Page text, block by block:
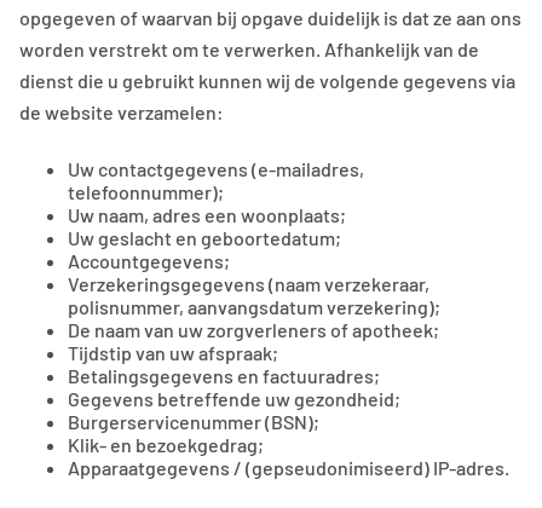
opgegeven of waarvan bij opgave duidelijk is dat ze aan ons
worden verstrekt om te verwerken. Afhankelijk van de
dienst die u gebruikt kunnen wij de volgende gegevens via
de website verzamelen:
Uw contactgegevens (e-mailadres,
telefoonnummer);
Uw naam, adres een woonplaats;
Uw geslacht en geboortedatum;
Accountgegevens;
Verzekeringsgegevens (naam verzekeraar,
polisnummer, aanvangsdatum verzekering);
De naam van uw zorgverleners of apotheek;
Tijdstip van uw afspraak;
Betalingsgegevens en factuuradres;
Gegevens betreffende uw gezondheid;
Burgerservicenummer (BSN);
Klik- en bezoekgedrag;
Apparaatgegevens / (gepseudonimiseerd) IP-adres.